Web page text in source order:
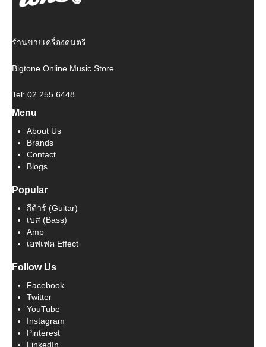
ร้านขายเครื่องดนตรี
Bigtone Online Music Store.
Tel: 02 255 6448
Menu
About Us
Brands
Contact
Blogs
Popular
กีต้าร์ (Guitar)
เบส (Bass)
Amp
เอฟเฟค Effect
Follow Us
Facebook
Twitter
YouTube
Instagram
Pinterest
LinkedIn